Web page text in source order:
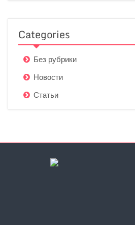
Categories
Без рубрики
Новости
Статьи